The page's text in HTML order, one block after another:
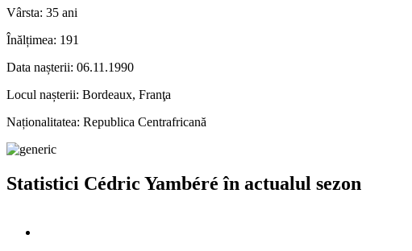
Vârsta: 35 ani
Înălțimea: 191
Data nașterii: 06.11.1990
Locul nașterii: Bordeaux, Franţa
Naționalitatea: Republica Centrafricană
Statistici Cédric Yambéré în actualul sezon